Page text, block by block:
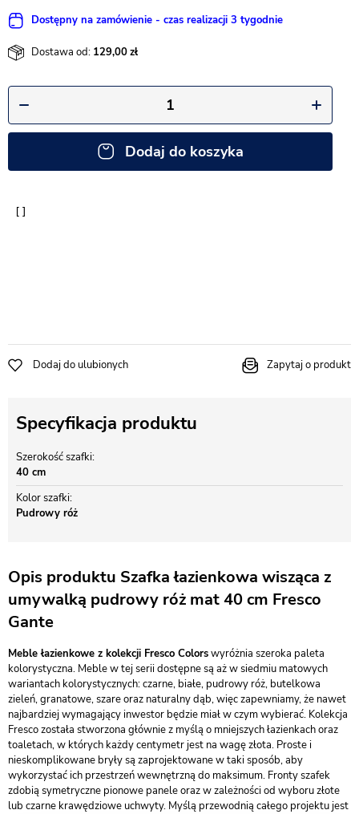
Dostępny na zamówienie - czas realizacji 3 tygodnie
Dostawa od: 129,00
Dodaj do koszyka
Dodaj do ulubionych Zapytaj o produkt
Specyfikacja produktu
Szerokość szafki
40 cm
Kolor szafki
Pudrowy róż
Opis produktu Szafka łazienkowa wisząca z
umywalką pudrowy róż mat 40 cm Fresco
Gante
Meble łazienkowe z kolekcji Fresco Colorswyróżnia szeroka paleta
kolorystyczna. Meble w tej serii dostępne są aż w siedmiu matowych
wariantach kolorystycznych: czarne, białe, pudrowy róż, butelkowa
zieleń, granatowe, szare oraz naturalny dąb, więc zapewniamy, że nawet
najbardziej wymagający inwestor będzie miał w czym wybierać. Kolekcja
Fresco została stworzona głównie z myślą o mniejszych łazienkach oraz
toaletach, w których każdy centymetr jest na wagę złota. Proste i
nieskomplikowane bryły są zaprojektowane w taki sposób, aby
wykorzystać ich przestrzeń wewnętrzną do maksimum. Fronty szafek
zdobią symetryczne pionowe panele oraz w zależności od wyboru złote
lub czarne krawędziowe uchwyty. Myślą przewodnią całego projektu jest